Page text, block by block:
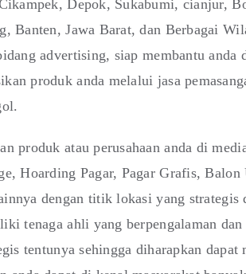
Depok, Sukabumi, cianjur,
Banten, Jawa Barat, dan Berbagai
advertising, siap membantu
produk anda melalui jasa
produk atau perusahaan anda di
Hoarding Pagar, Pagar Grafis,
dengan titik lokasi yang strategis
tenaga ahli yang berpengalaman
tentunya sehingga diharapkan